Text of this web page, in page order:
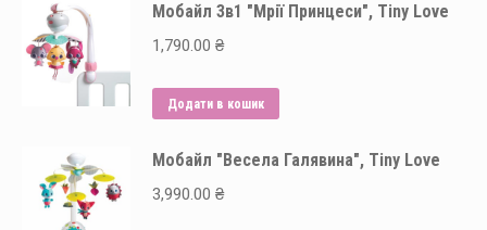
Мобайл 3в1 "Мрії Принцеси", Tiny Love
1,790.00 ₴
Додати в кошик
Мобайл "Весела Галявина", Tiny Love
3,990.00 ₴